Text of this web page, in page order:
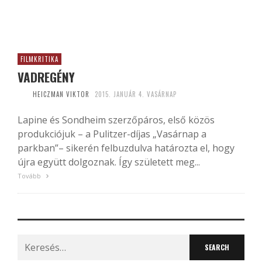
FILMKRITIKA
VADREGÉNY
HEICZMAN VIKTOR 2015. JANUÁR 4. VASÁRNAP
Lapine és Sondheim szerzőpáros, első közös
produkciójuk – a Pulitzer-díjas „Vasárnap a
parkban”– sikerén felbuzdulva határozta el, hogy
újra együtt dolgoznak. Így született meg...
Tovább
Search
for: